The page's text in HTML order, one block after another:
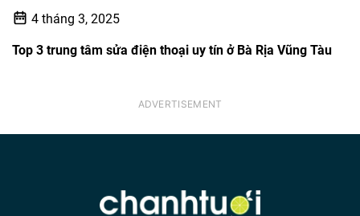
4 tháng 3, 2025
Top 3 trung tâm sửa điện thoại uy tín ở Bà Rịa Vũng Tàu